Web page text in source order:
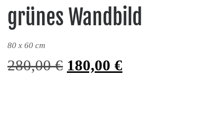
grünes Wandbild
80 x 60 cm
280,00€ Ursprünglicher Preis
180,00 €Aktueller Preis